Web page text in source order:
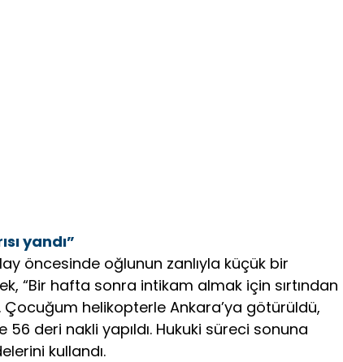
yandı”
öncesinde oğlunun zanlıyla küçük bir
“Bir hafta sonra intikam almak için sırtından
helikopterle Ankara’ya götürüldü,
deri nakli yapıldı. Hukuki süreci sonuna
kullandı.